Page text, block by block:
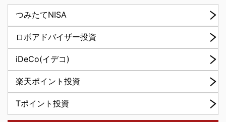
つみたてNISA
ロボアドバイザー投資
iDeCo(イデコ)
楽天ポイント投資
Tポイント投資